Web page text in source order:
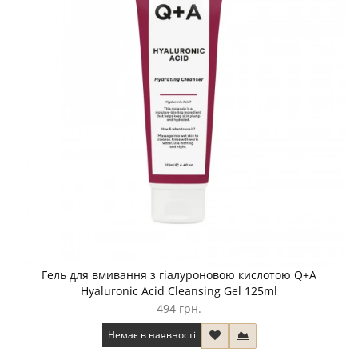
Гель для вмивання з гіалуроновою кислотою Q+A
Hyaluronic Acid Cleansing Gel 125ml
494 грн.
Немає в наявності